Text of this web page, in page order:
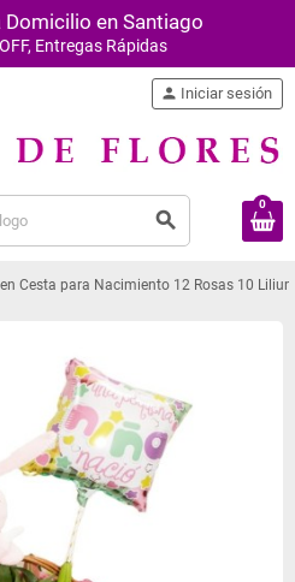
Domicilio en Santiago
Entregas Rápidas
search
person Iniciar sesión
0
Cesta para Nacimiento 12 Rosas 10